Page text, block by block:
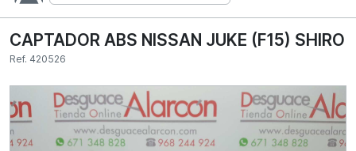
CAPTADOR ABS NISSAN JUKE (F15) SHIRO
Ref. 420526